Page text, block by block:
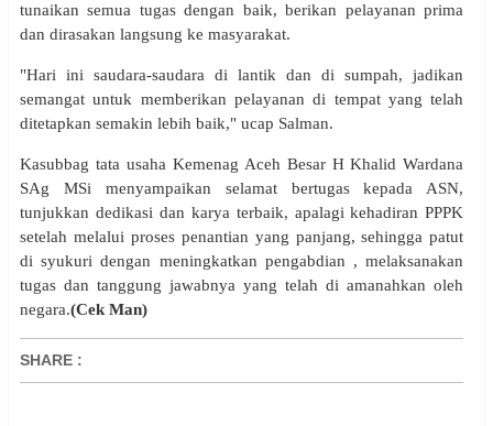
tunaikan semua tugas dengan baik, berikan pelayanan prima
dan dirasakan langsung ke masyarakat.
"Hari ini saudara-saudara di lantik dan di sumpah, jadikan
semangat untuk memberikan pelayanan di tempat yang telah
ditetapkan semakin lebih baik," ucap Salman.
Kasubbag tata usaha Kemenag Aceh Besar H Khalid Wardana
SAg MSi menyampaikan selamat bertugas kepada ASN,
tunjukkan dedikasi dan karya terbaik, apalagi kehadiran PPPK
setelah melalui proses penantian yang panjang, sehingga patut
di syukuri dengan meningkatkan pengabdian , melaksanakan
tugas dan tanggung jawabnya yang telah di amanahkan oleh
negara.(Cek Man)
SHARE :